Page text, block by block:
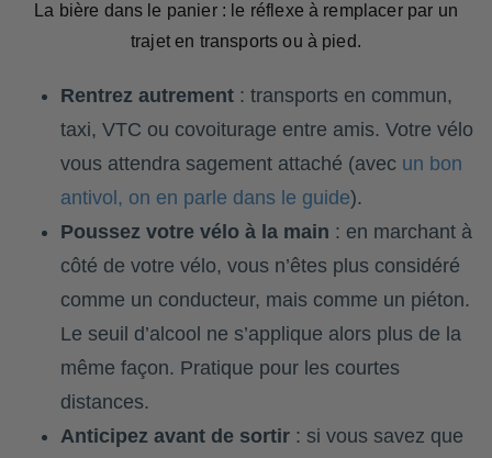
La bière dans le panier : le réflexe à remplacer par un
trajet en transports ou à pied.
Rentrez autrement : transports en commun,
taxi, VTC ou covoiturage entre amis. Votre vélo
vous attendra sagement attaché (avec un bon
antivol, on en parle dans le guide).
Poussez votre vélo à la main : en marchant à
côté de votre vélo, vous n’êtes plus considéré
comme un conducteur, mais comme un piéton.
Le seuil d’alcool ne s’applique alors plus de la
même façon. Pratique pour les courtes
distances.
Anticipez avant de sortir : si vous savez que